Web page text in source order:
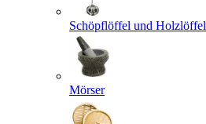
Schöpflöffel und Holzlöffel
Mörser